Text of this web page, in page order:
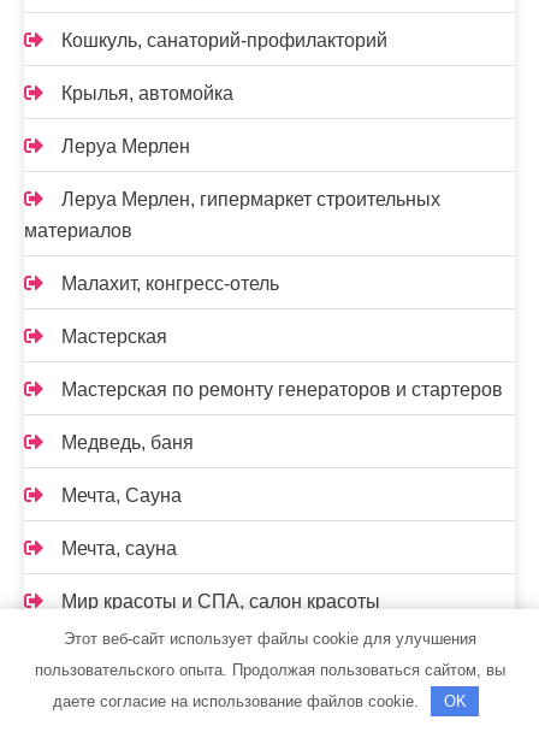
Кошкуль, санаторий-профилакторий
Крылья, автомойка
Леруа Мерлен
Леруа Мерлен, гипермаркет строительных
материалов
Малахит, конгресс-отель
Мастерская
Мастерская по ремонту генераторов и стартеров
Медведь, баня
Мечта, Сауна
Мечта, сауна
Мир красоты и СПА, салон красоты
Мираж, сауна
Этот веб-сайт использует файлы cookie для улучшения
пользовательского опыта. Продолжая пользоваться сайтом, вы
даете согласие на использование файлов cookie.
OK